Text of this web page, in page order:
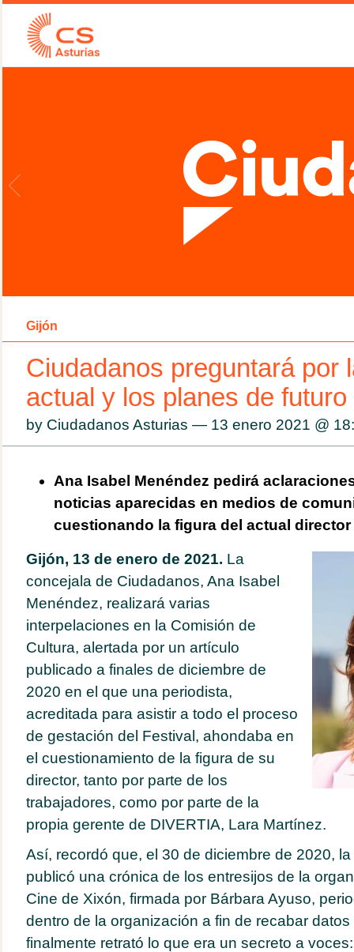
Gijón
Ciudadanos preguntará por
actual y los planes de
by Ciudadanos Asturias — 13 enero 2021 @
Ana Isabel Menéndez pedirá
noticias aparecidas en medios de
cuestionando la figura del actual director
Gijón, 13 de enero de 2021. La
concejala de Ciudadanos, Ana Isabel
Menéndez, realizará varias
interpelaciones en la Comisión de
Cultura, alertada por un artículo
publicado a finales de diciembre de
2020 en el que una periodista,
acreditada para asistir a todo el proceso
de gestación del Festival, ahondaba en
el cuestionamiento de la figura de su
director, tanto por parte de los
trabajadores, como por parte de la
propia gerente de DIVERTIA, Lara Martínez.
Así, recordó que, el 30 de diciembre de 2020,
publicó una crónica de los entresijos de la
Cine de Xixón, firmada por Bárbara Ayuso,
dentro de la organización a fin de recabar
finalmente retrató lo que era un secreto a